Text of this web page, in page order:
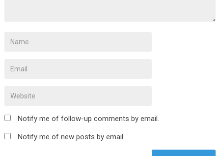
Notify me of follow-up comments by email.
Notify me of new posts by email.